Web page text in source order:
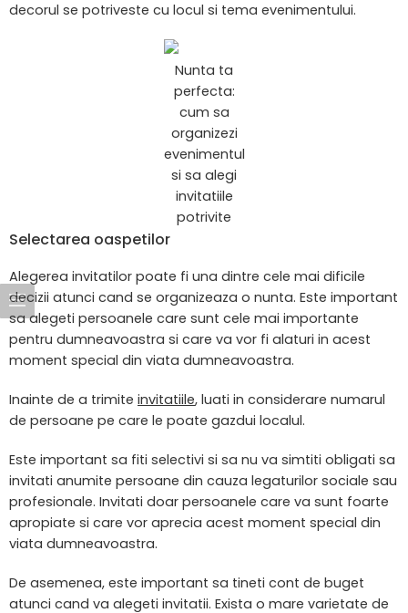
decorul se potriveste cu locul si tema evenimentului.
Nunta ta
perfecta:
cum sa
organizezi
evenimentul
si sa alegi
invitatiile
potrivite
Selectarea oaspetilor
Alegerea invitatilor poate fi una dintre cele mai dificile
decizii atunci cand se organizeaza o nunta. Este important
sa alegeti persoanele care sunt cele mai importante
pentru dumneavoastra si care va vor fi alaturi in acest
moment special din viata dumneavoastra.
Inainte de a trimite invitatiile, luati in considerare numarul
de persoane pe care le poate gazdui localul.
Este important sa fiti selectivi si sa nu va simtiti obligati sa
invitati anumite persoane din cauza legaturilor sociale sau
profesionale. Invitati doar persoanele care va sunt foarte
apropiate si care vor aprecia acest moment special din
viata dumneavoastra.
De asemenea, este important sa tineti cont de buget
atunci cand va alegeti invitatii. Exista o mare varietate de